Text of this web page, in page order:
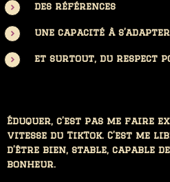
des références
une capacité à s’adapter
et surtout, du respect
Éduquer, c’est pas me faire
vitesse du TikTok. C’est me
d’être bien, stable, capable
bonheur.